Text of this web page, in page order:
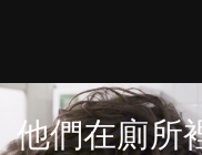
他們在廁所